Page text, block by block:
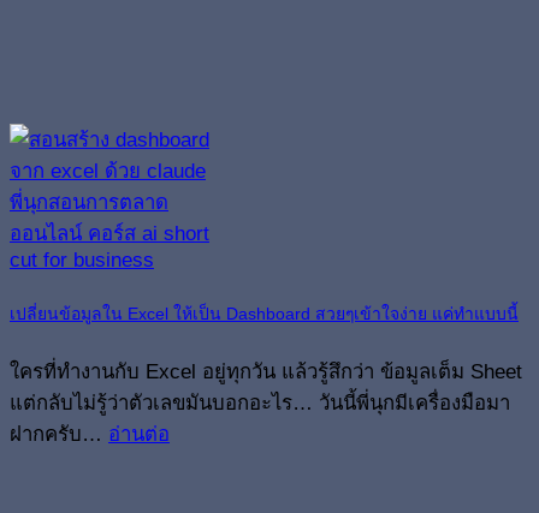
เปลี่ยนข้อมูลใน Excel ให้เป็น Dashboard สวยๆเข้าใจง่าย แค่ทำแบบนี้
ใครที่ทำงานกับ Excel อยู่ทุกวัน แล้วรู้สึกว่า ข้อมูลเต็ม Sheet
แต่กลับไม่รู้ว่าตัวเลขมันบอกอะไร… วันนี้พี่นุกมีเครื่องมือมา
ฝากครับ… อ่านต่อ